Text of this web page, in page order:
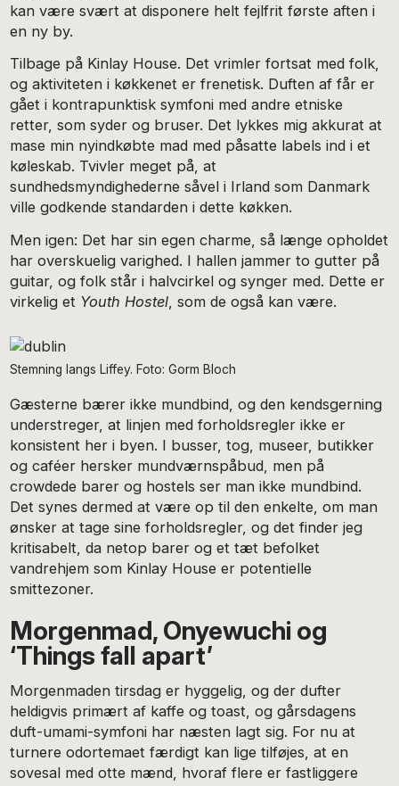
kan være svært at disponere helt fejlfrit første aften i
en ny by.
Tilbage på Kinlay House. Det vrimler fortsat med folk,
og aktiviteten i køkkenet er frenetisk. Duften af får er
gået i kontrapunktisk symfoni med andre etniske
retter, som syder og bruser. Det lykkes mig akkurat at
mase min nyindkøbte mad med påsatte labels ind i et
køleskab. Tvivler meget på, at
sundhedsmyndighederne såvel i Irland som Danmark
ville godkende standarden i dette køkken.
Men igen: Det har sin egen charme, så længe opholdet
har overskuelig varighed. I hallen jammer to gutter på
guitar, og folk står i halvcirkel og synger med. Dette er
virkelig et Youth Hostel, som de også kan være.
Stemning langs Liffey. Foto: Gorm Bloch
Gæsterne bærer ikke mundbind, og den kendsgerning
understreger, at linjen med forholdsregler ikke er
konsistent her i byen. I busser, tog, museer, butikker
og caféer hersker mundværnspåbud, men på
crowdede barer og hostels ser man ikke mundbind.
Det synes dermed at være op til den enkelte, om man
ønsker at tage sine forholdsregler, og det finder jeg
kritisabelt, da netop barer og et tæt befolket
vandrehjem som Kinlay House er potentielle
smittezoner.
Morgenmad, Onyewuchi og
‘Things fall apart’
Morgenmaden tirsdag er hyggelig, og der dufter
heldigvis primært af kaffe og toast, og gårsdagens
duft-umami-symfoni har næsten lagt sig. For nu at
turnere odortemaet færdigt kan lige tilføjes, at en
sovesal med otte mænd, hvoraf flere er fastliggere